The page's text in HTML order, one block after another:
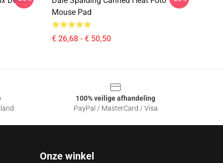
Mouse Pad
€ 26,68 - € 50,50
100% veilige afhandeling
PayPal / MasterCard / Visa
Onze winkel